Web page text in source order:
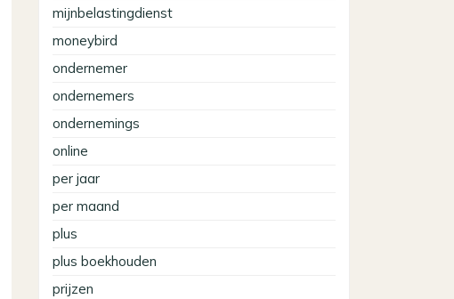
mijnbelastingdienst
moneybird
ondernemer
ondernemers
ondernemings
online
per jaar
per maand
plus
plus boekhouden
prijzen